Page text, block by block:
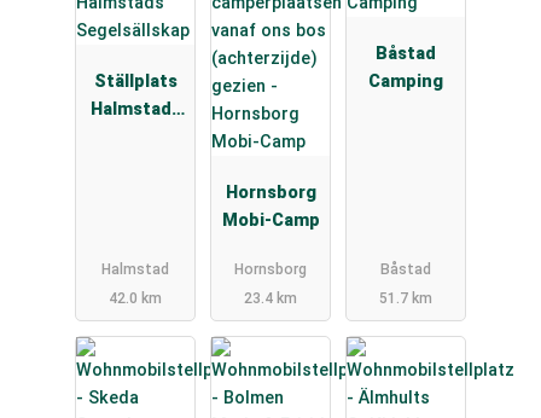
Ställplats
Halmstads
Halmstad
42.0 km
Hornsborg
Mobi-Camp
Hornsborg
23.4 km
Båstad
Camping
Båstad
51.7 km